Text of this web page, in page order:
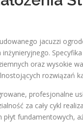
jacuzzi
oraz wysokie
rozwiązań
profesjonalne
za cały cykl
płyt fundamentowych,